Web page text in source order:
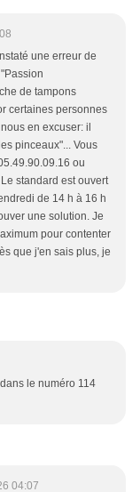
une erreur de
de tampons
certaines personnes
en excuser: il
pinceaux"... Vous
ou
standard est ouvert
de 14 h à 16 h
une solution. Je
pour contenter
que j'en sais plus, je
le numéro 114
04:07